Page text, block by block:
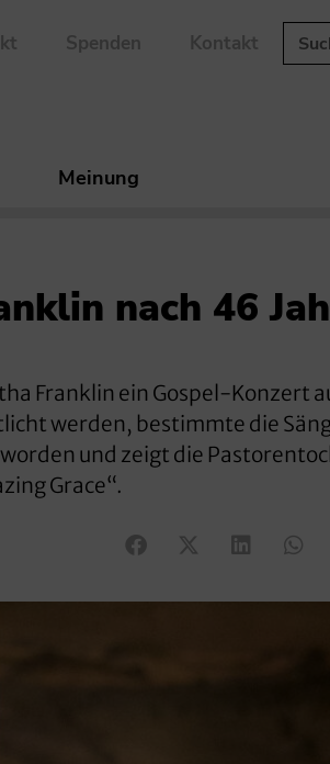
Spenden Kontakt
Meinung
nach 46
Franklin ein Gospel-Konzert
werden, bestimmte die
und zeigt die
Grace“.